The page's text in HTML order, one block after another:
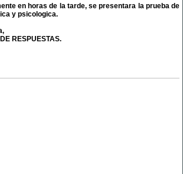
en horas de la tarde, se presentara la prueba de
y psicologica.
RESPUESTAS.